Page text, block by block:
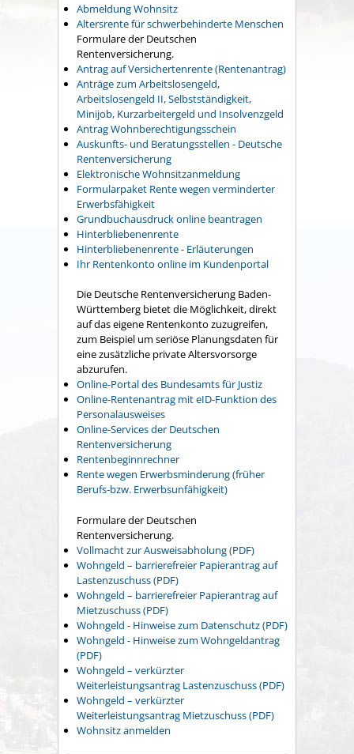
Abmeldung Wohnsitz
Altersrente für schwerbehinderte Menschen
Formulare der Deutschen
Rentenversicherung.
Antrag auf Versichertenrente (Rentenantrag)
Anträge zum Arbeitslosengeld,
Arbeitslosengeld II, Selbstständigkeit,
Minijob, Kurzarbeitergeld und Insolvenzgeld
Antrag Wohnberechtigungsschein
Auskunfts- und Beratungsstellen - Deutsche
Rentenversicherung
Elektronische Wohnsitzanmeldung
Formularpaket Rente wegen verminderter
Erwerbsfähigkeit
Grundbuchausdruck online beantragen
Hinterbliebenenrente
Hinterbliebenenrente - Erläuterungen
Ihr Rentenkonto online im Kundenportal
Die Deutsche Rentenversicherung Baden-
Württemberg bietet die Möglichkeit, direkt
auf das eigene Rentenkonto zuzugreifen,
zum Beispiel um seriöse Planungsdaten für
eine zusätzliche private Altersvorsorge
abzurufen.
Online-Portal des Bundesamts für Justiz
Online-Rentenantrag mit eID-Funktion des
Personalausweises
Online-Services der Deutschen
Rentenversicherung
Rentenbeginnrechner
Rente wegen Erwerbsminderung (früher
Berufs-bzw. Erwerbsunfähigkeit)
Formulare der Deutschen
Rentenversicherung.
Vollmacht zur Ausweisabholung (PDF)
Wohngeld – barrierefreier Papierantrag auf
Lastenzuschuss (PDF)
Wohngeld – barrierefreier Papierantrag auf
Mietzuschuss (PDF)
Wohngeld - Hinweise zum Datenschutz (PDF)
Wohngeld - Hinweise zum Wohngeldantrag
(PDF)
Wohngeld – verkürzter
Weiterleistungsantrag Lastenzuschuss (PDF)
Wohngeld – verkürzter
Weiterleistungsantrag Mietzuschuss (PDF)
Wohnsitz anmelden